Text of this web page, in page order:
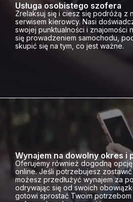
Usługa osobistego szofera
Zrelaksuj się i ciesz się podróżą z
serwisem kierowcy. Nasi
swojej punktualności i znajomości
się prowadzeniem samochodu,
skupić się na tym, co jest ważne.
Wynajem na dowolny okres i
Oferujemy również dogodną opcję
online. Jeśli potrzebujesz zostawić
możesz przedłużyć wynajem za
odrywając się od swoich
gotowi sprostać Twoim